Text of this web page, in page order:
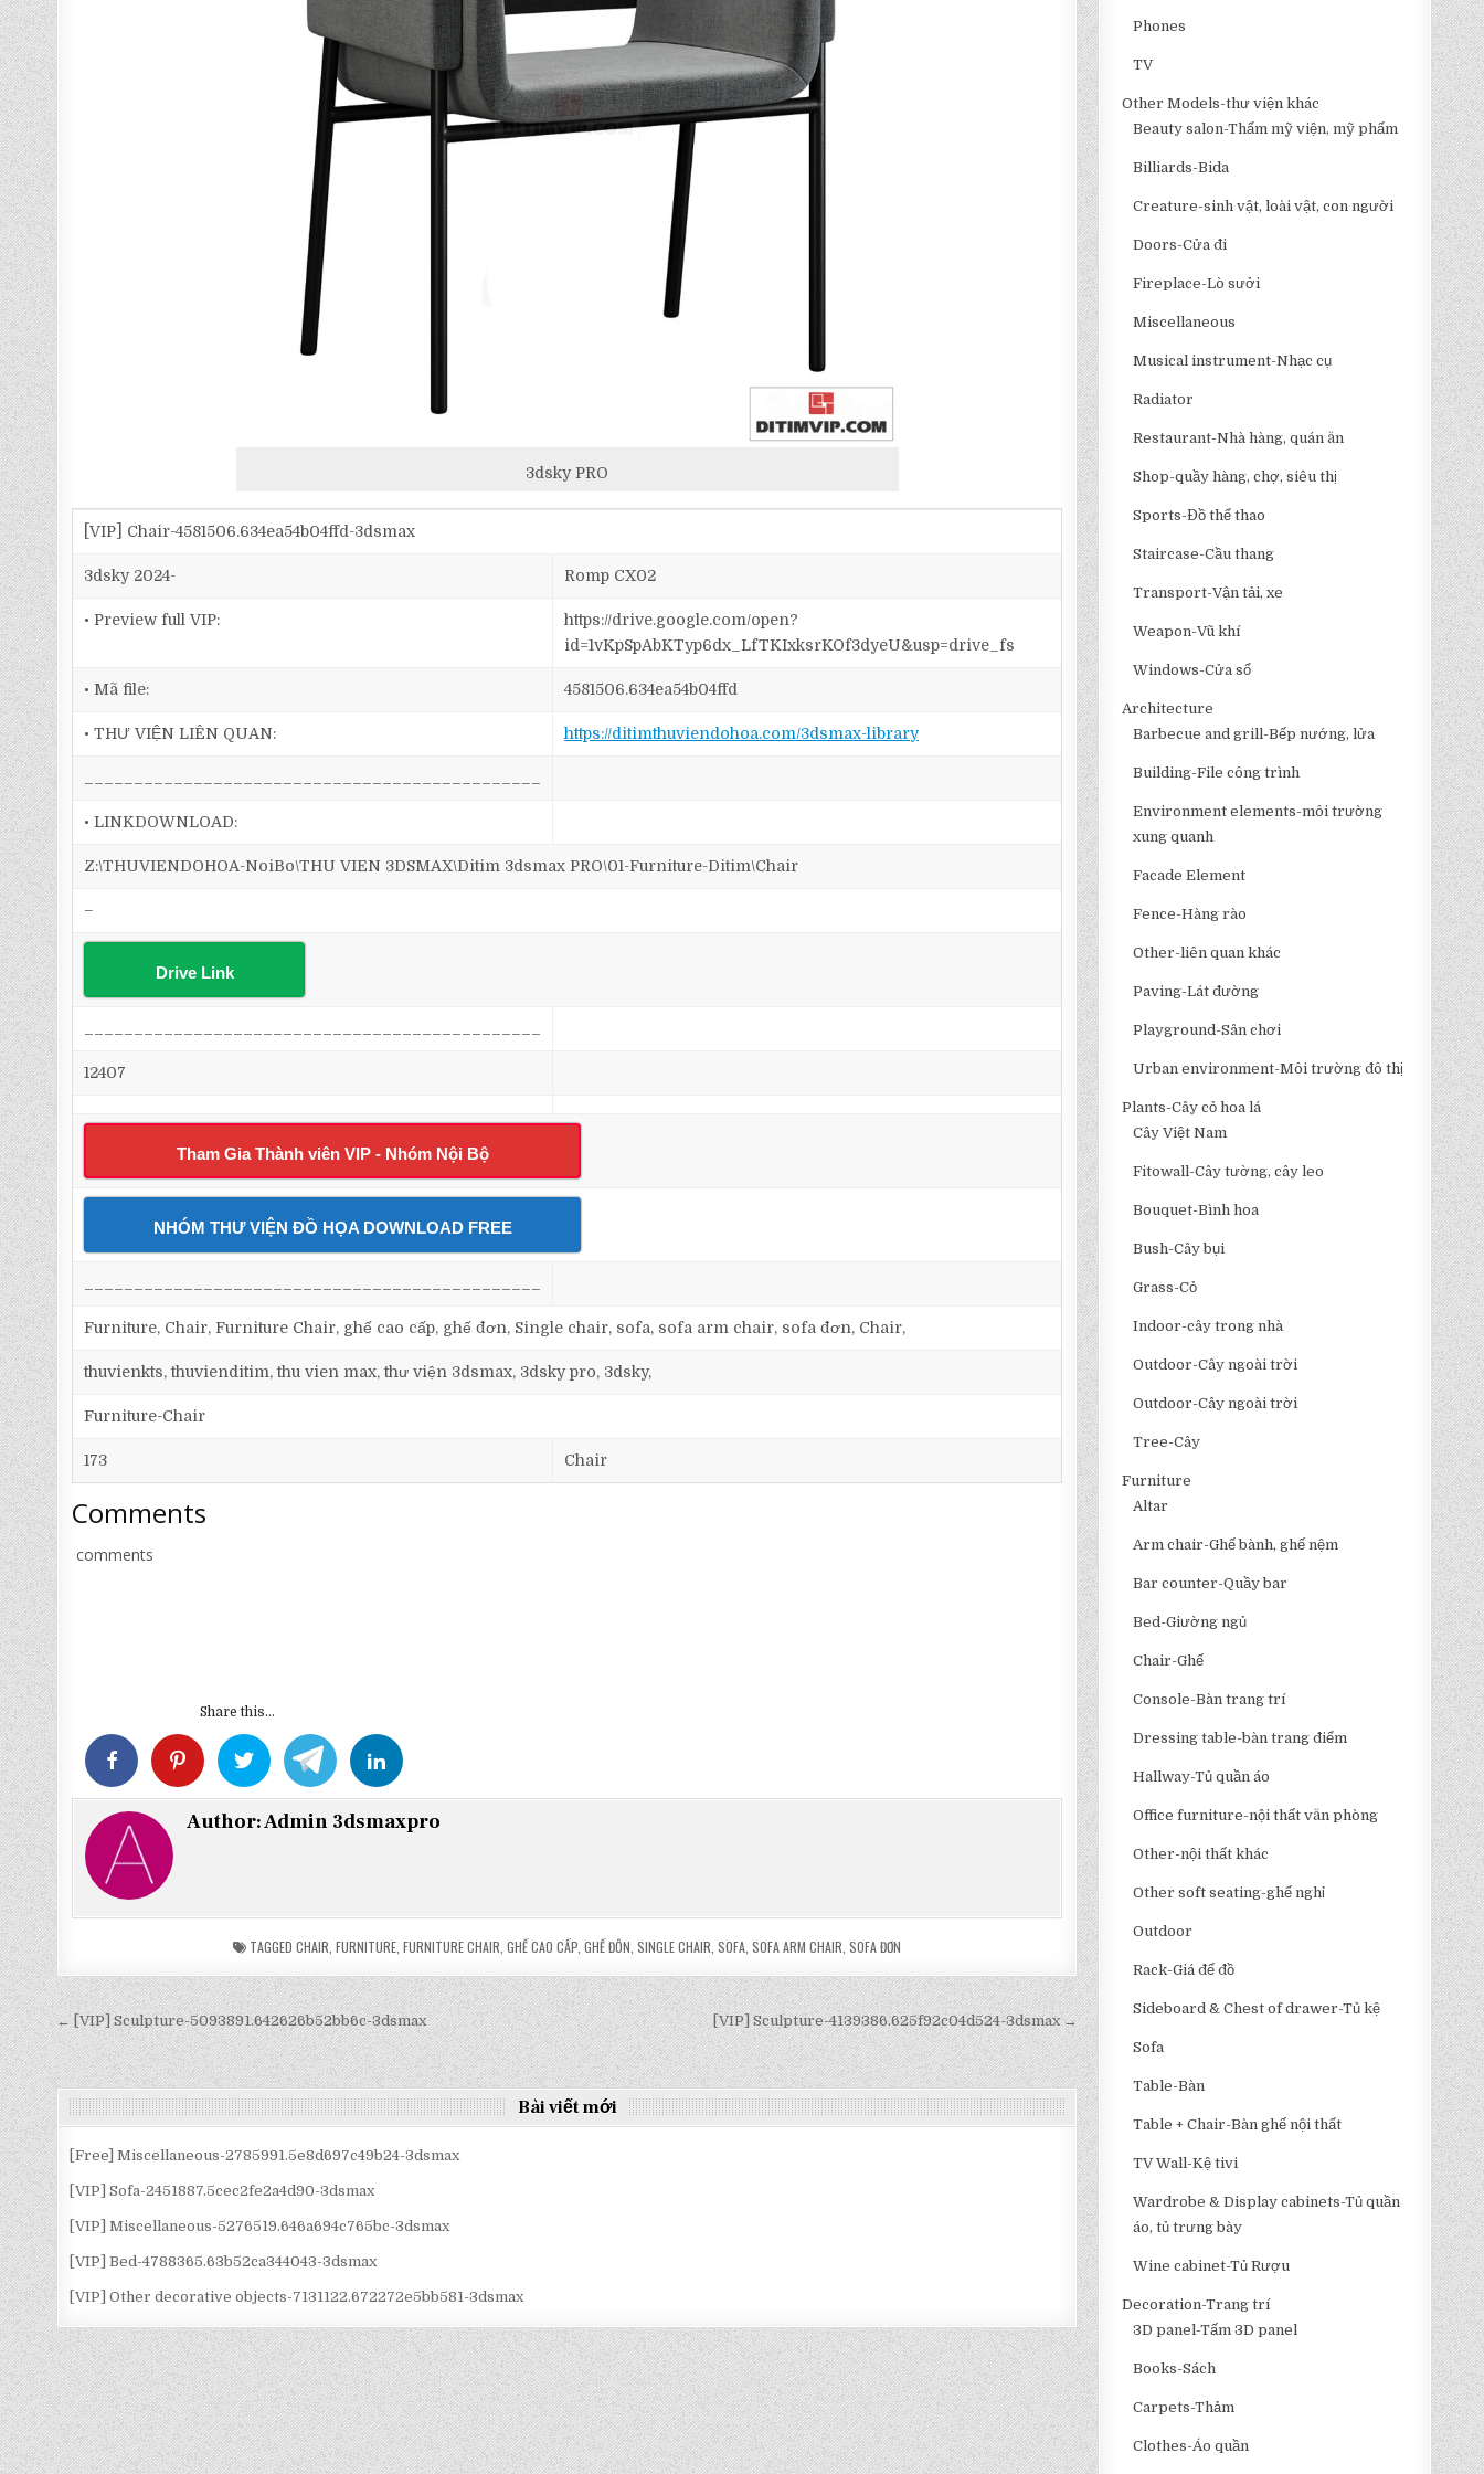
3dsky PRO
[VIP] Chair-4581506.634ea54b04ffd-3dsmax
3dsky 2024- Romp CX02
• Preview full VIP:
https://drive.google.com/open?
id=1vKpSpAbKTyp6dx_LfTKIxksrKOf3dyeU&usp=drive_fs
• Mã file: 4581506.634ea54b04ffd
• THƯ VIỆN LIÊN QUAN: https://ditimthuviendohoa.com/3dsmax-library
• LINKDOWNLOAD:
Z:\THUVIENDOHOA-NoiBo\THU VIEN 3DSMAX\Ditim 3dsmax PRO\01-Furniture-Ditim\Chair
–
Drive Link
12407
Tham Gia Thành viên VIP - Nhóm Nội Bộ
NHÓM THƯ VIỆN ĐỒ HỌA DOWNLOAD FREE
Furniture, Chair, Furniture Chair, ghế cao cấp, ghế đơn, Single chair, sofa, sofa arm chair, sofa đơn, Chair,
thuvienkts, thuvienditim, thu vien max, thư viện 3dsmax, 3dsky pro, 3dsky,
Furniture-Chair
173 Chair
Comments
comments
Share this...
Author:Admin 3dsmaxpro
TAGGEDCHAIR ,FURNITURE ,FURNITURE CHAIR ,GHẾ CAO CẤP ,GHẾ ĐÔN ,SINGLE CHAIR ,SOFA ,SOFA ARM CHAIR ,SOFA ĐƠN
Điều
hướng
bài
viết
[VIP] Sculpture-4139386.625f92c04d524-3dsmax →
← [VIP] Sculpture-5093891.642626b52bb6c-3dsmax
Bài viết mới
[Free] Miscellaneous-2785991.5e8d697c49b24-3dsmax
[VIP] Sofa-2451887.5cec2fe2a4d90-3dsmax
[VIP] Miscellaneous-5276519.646a694c765bc-3dsmax
[VIP] Bed-4788365.63b52ca344043-3dsmax
[VIP] Other decorative objects-7131122.672272e5bb581-3dsmax
Phones
TV
Other Models-thư viện khác
Beauty salon-Thẩm mỹ viện, mỹ phẩm
Billiards-Bida
Creature-sinh vật, loài vật, con người
Doors-Cửa đi
Fireplace-Lò sưởi
Miscellaneous
Musical instrument-Nhạc cụ
Radiator
Restaurant-Nhà hàng, quán ăn
Shop-quầy hàng, chợ, siêu thị
Sports-Đồ thể thao
Staircase-Cầu thang
Transport-Vận tải, xe
Weapon-Vũ khí
Windows-Cửa sổ
Architecture
Barbecue and grill-Bếp nướng, lửa
Building-File công trình
Environment elements-môi trường
xung quanh
Facade Element
Fence-Hàng rào
Other-liên quan khác
Paving-Lát đường
Playground-Sân chơi
Urban environment-Môi trường đô thị
Plants-Cây cỏ hoa lá
Cây Việt Nam
Fitowall-Cây tường, cây leo
Bouquet-Bình hoa
Bush-Cây bụi
Grass-Cỏ
Indoor-cây trong nhà
Outdoor-Cây ngoài trời
Outdoor-Cây ngoài trời
Tree-Cây
Furniture
Altar
Arm chair-Ghế bành, ghế nệm
Bar counter-Quầy bar
Bed-Giường ngủ
Chair-Ghế
Console-Bàn trang trí
Dressing table-bàn trang điểm
Hallway-Tủ quần áo
Office furniture-nội thất văn phòng
Other-nội thất khác
Other soft seating-ghế nghỉ
Outdoor
Rack-Giá để đồ
Sideboard & Chest of drawer-Tủ kệ
Sofa
Table-Bàn
Table + Chair-Bàn ghế nội thất
TV Wall-Kệ tivi
Wardrobe & Display cabinets-Tủ quần
áo, tủ trưng bày
Wine cabinet-Tủ Rượu
Decoration-Trang trí
3D panel-Tấm 3D panel
Books-Sách
Carpets-Thảm
Clothes-Áo quần